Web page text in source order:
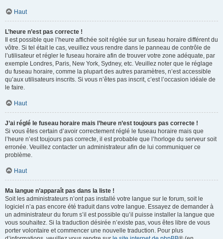
Haut
L’heure n’est pas correcte !
Il est possible que l’heure affichée soit réglée sur un fuseau horaire différent du
vôtre. Si tel était le cas, veuillez vous rendre dans le panneau de contrôle de
l’utilisateur et régler le fuseau horaire afin de trouver votre zone adéquate, par
exemple Londres, Paris, New York, Sydney, etc. Veuillez noter que le réglage
du fuseau horaire, comme la plupart des autres paramètres, n’est accessible
qu’aux utilisateurs inscrits. Si vous n’êtes pas inscrit, c’est l’occasion idéale de
le faire.
Haut
J’ai réglé le fuseau horaire mais l’heure n’est toujours pas correcte !
Si vous êtes certain d’avoir correctement réglé le fuseau horaire mais que
l’heure n’est toujours pas correcte, il est probable que l’horloge du serveur soit
erronée. Veuillez contacter un administrateur afin de lui communiquer ce
problème.
Haut
Ma langue n’apparaît pas dans la liste !
Soit les administrateurs n’ont pas installé votre langue sur le forum, soit le
logiciel n’a pas encore été traduit dans votre langue. Essayez de demander à
un administrateur du forum s’il est possible qu’il puisse installer la langue que
vous souhaitez. Si la traduction désirée n’existe pas, vous êtes libre de vous
porter volontaire et commencer une nouvelle traduction. Pour plus